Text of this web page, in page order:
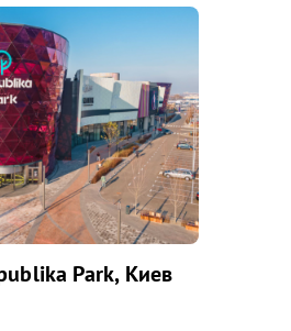
Park, Киев